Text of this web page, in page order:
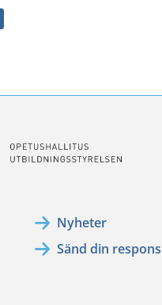
Nyheter
Sänd din